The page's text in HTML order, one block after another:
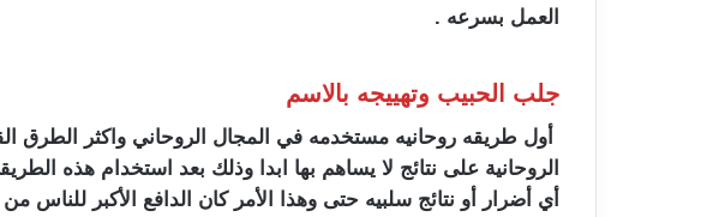
العمل بسرعه .
جلب الحبيب وتهييجه بالاسم
أول طريقه روحانيه مستخدمه في المجال الروحاني واكثر الطرق
الروحانية على نتائج لا يساهم بها ابدا وذلك بعد استخدام هذه
أي أضرار أو نتائج سلبيه حتى وهذا الأمر كان الدافع الأكبر